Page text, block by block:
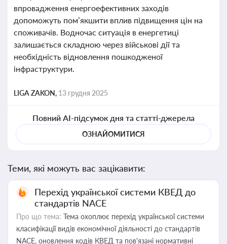
впровадження енергоефективних заходів
допоможуть пом’якшити вплив підвищення цін на
споживачів. Водночас ситуація в енергетиці
залишається складною через військові дії та
необхідність відновлення пошкодженої
інфраструктури.
LIGA ZAKON, 13 грудня 2025
Повний AI-підсумок дня та статті-джерела
ОЗНАЙОМИТИСЯ
Теми, які можуть вас зацікавити:
Перехід української системи КВЕД до
стандартів NACE
Про що тема: Тема охоплює перехід української системи
класифікації видів економічної діяльності до стандартів
NACE, оновлення кодів КВЕД та пов'язані нормативні